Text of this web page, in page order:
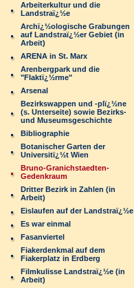
Arbeiterkultur und die
Landstraï¿½e
Archï¿½ologische Grabungen
auf Landstraï¿½er Gebiet (in
Arbeit)
ARENA in St. Marx
Arenbergpark und die
"Flaktï¿½rme"
Arsenal
Bezirkswappen und -plï¿½ne
(s. Unterseite) sowie Bezirks-
und Museumsgeschichte
Bibliographie
Botanischer Garten der
Universitï¿½t Wien
Bruno-Granichstaedten-
Gedenkraum
Dritter Bezirk in Zahlen (in
Arbeit)
Eislaufen auf der Landstraï¿½e
Es war einmal
Fasanviertel
Fiakerdenkmal auf dem
Fiakerplatz in Erdberg
Filmkulisse Landstraï¿½e (in
Arbeit)